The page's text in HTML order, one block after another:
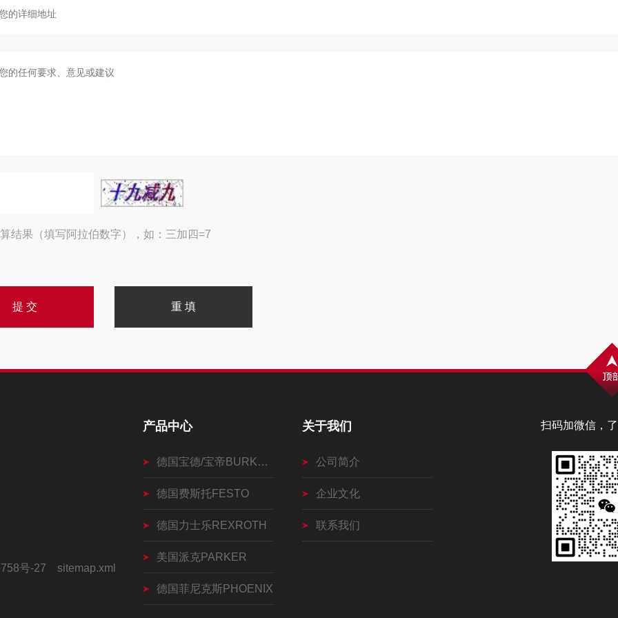
结果（填写阿拉伯数字），如：三加四=7
扫码加微信，
号-27 sitemap.xml
产品中心
德国宝德/宝帝BURKERT
德国费斯托FESTO
德国力士乐REXROTH
美国派克PARKER
德国菲尼克斯PHOENIX
关于我们
公司简介
企业文化
联系我们